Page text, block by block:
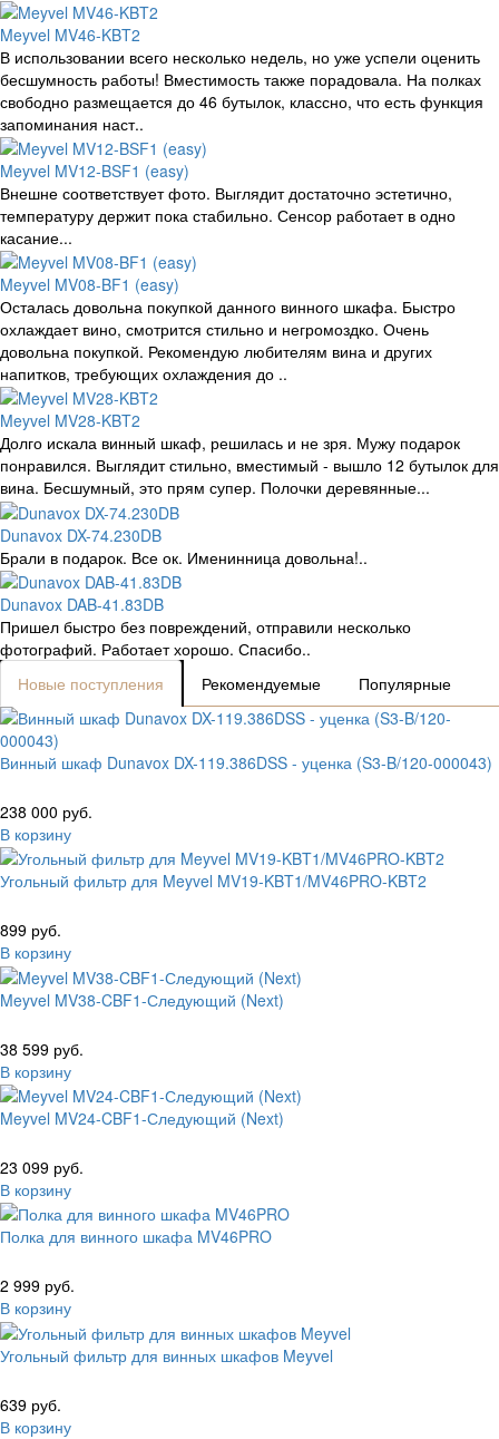
Meyvel MV46-KBT2
В использовании всего несколько недель, но уже успели оценить
бесшумность работы! Вместимость также порадовала. На полках
свободно размещается до 46 бутылок, классно, что есть функция
запоминания наст..
Meyvel MV12-BSF1 (easy)
Внешне соответствует фото. Выглядит достаточно эстетично,
температуру держит пока стабильно. Сенсор работает в одно
касание...
Meyvel MV08-BF1 (easy)
Осталась довольна покупкой данного винного шкафа. Быстро
охлаждает вино, смотрится стильно и негромоздко. Очень
довольна покупкой. Рекомендую любителям вина и других
напитков, требующих охлаждения до ..
Meyvel MV28-KBT2
Долго искала винный шкаф, решилась и не зря. Мужу подарок
понравился. Выглядит стильно, вместимый - вышло 12 бутылок для
вина. Бесшумный, это прям супер. Полочки деревянные...
Dunavox DX-74.230DB
Брали в подарок. Все ок. Именинница довольна!..
Dunavox DAB-41.83DB
Пришел быстро без повреждений, отправили несколько
фотографий. Работает хорошо. Спасибо..
Новые поступления
Рекомендуемые Популярные
Винный шкаф Dunavox DX-119.386DSS - уценка (S3-B/120-000043)
238 000 руб.
В корзину
Угольный фильтр для Meyvel MV19-KBT1/MV46PRO-KBT2
899 руб.
В корзину
Meyvel MV38-CBF1-Следующий (Next)
38 599 руб.
В корзину
Meyvel MV24-CBF1-Следующий (Next)
23 099 руб.
В корзину
Полка для винного шкафа MV46PRO
2 999 руб.
В корзину
Угольный фильтр для винных шкафов Meyvel
639 руб.
В корзину